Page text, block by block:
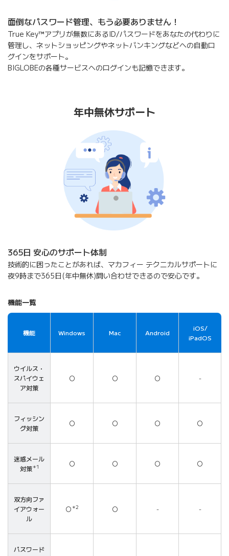
面倒なパスワード管理、もう必要ありません！
True Key™アプリが無数にあるID/パスワードをあなたの代わりに
管理し、ネットショッピングやネットバンキングなどへの自動ロ
グインをサポート。
BIGLOBEの各種サービスへのログインも記憶できます。
年中無休サポート
365日 安心のサポート体制
技術的に困ったことがあれば、マカフィー テクニカルサポートに
夜9時まで365日(年中無休)問い合わせできるので安心です。
機能一覧
機能 Windows Mac Android
iOS/
iPadOS
ウイルス・
スパイウェ
ア対策
〇 〇 〇 -
フィッシン
グ対策
〇 〇 〇 〇
迷惑メール
対策＊1 〇 〇 〇 〇
双方向ファ
イアウォー
ル
〇 ＊2 〇 - -
パスワード